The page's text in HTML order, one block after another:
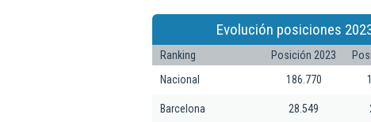
Evolución posiciones
Ranking Posición 2023
Nacional
186.770
Barcelona 28.549